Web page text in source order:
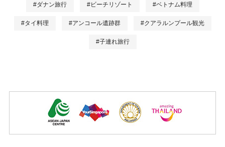
#ダナン旅行 #ビーチリゾート #ベトナム料理
#タイ料理 #アンコール遺跡群 #クアラルンプール観光
#子連れ旅行